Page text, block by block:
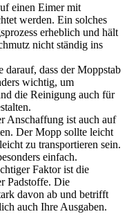
einen Eimer mit
werden. Ein solches
erheblich und hält
nicht ständig ins
darauf, dass der Moppstab
wichtig, um
die Reinigung auch für
Anschaffung ist auch auf
Der Mopp sollte leicht
zu transportieren sein.
einfach.
Faktor ist die
Padstoffe. Die
davon ab und betrifft
auch Ihre Ausgaben.